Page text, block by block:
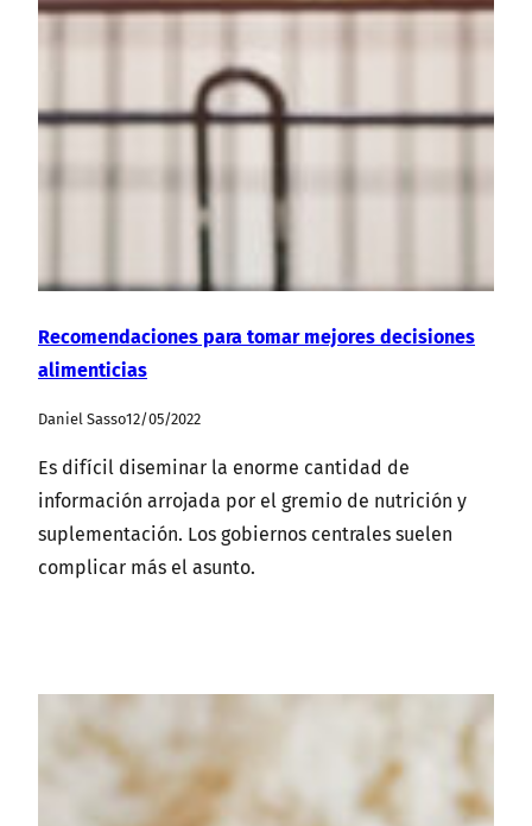
Recomendaciones para tomar mejores decisiones
alimenticias
Daniel Sasso12/05/2022
Es difícil diseminar la enorme cantidad de
información arrojada por el gremio de nutrición y
suplementación. Los gobiernos centrales suelen
complicar más el asunto.